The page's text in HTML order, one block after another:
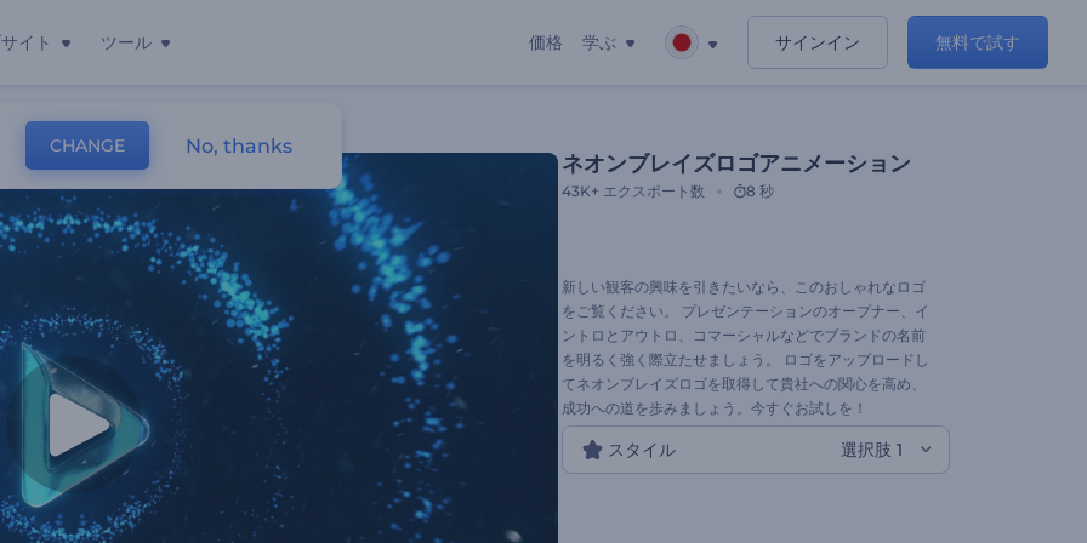
イト ツール 価格 学ぶ サインイン 無料で試す
ネオンブレイズロゴアニメーション
43K+ エクスポート数 8 秒
新しい観客の興味を引きたいなら、このおしゃれなロゴ
をご覧ください。 プレゼンテーションのオープナー、イ
ントロとアウトロ、コマーシャルなどでブランドの名前
を明るく強く際立たせましょう。 ロゴをアップロードし
てネオンブレイズロゴを取得して貴社への関心を高め、
成功への道を歩みましょう。今すぐお試しを！
スタイル 選択肢 1
CHANGE No, thanks